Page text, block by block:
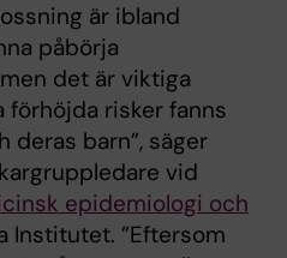
är ibland
påbörja
det är viktiga
förhöjda risker fanns
deras barn”, säger
vid
epidemiologi och
Institutet. ”Eftersom